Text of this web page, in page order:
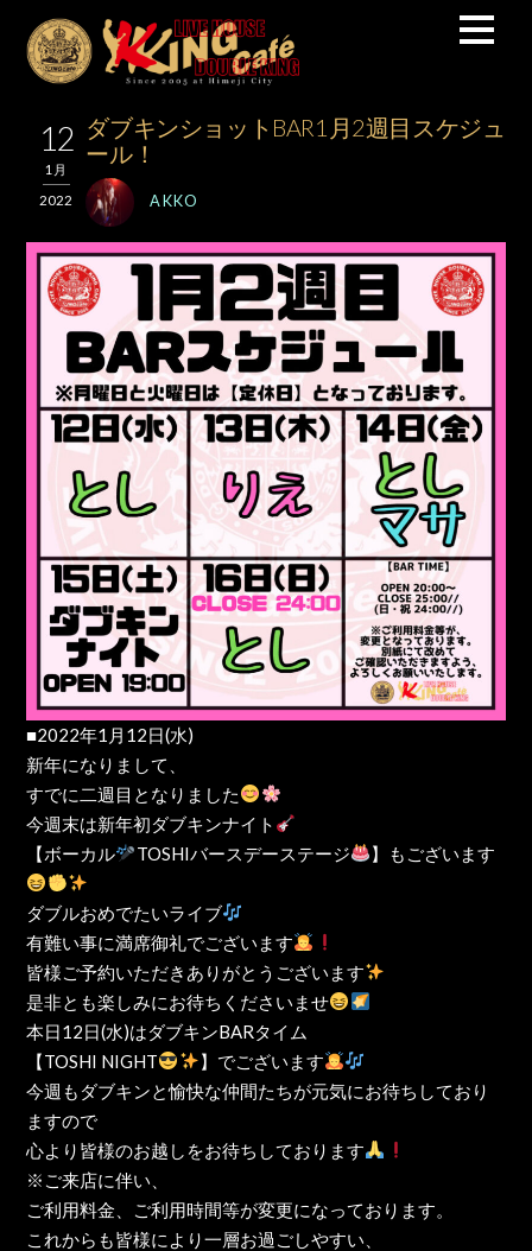
12
1月
2022
ダブキンショットBAR1月2週目スケジュ
ール！
AKKO
■2022年1月12日(水)
新年になりまして、
すでに二週目となりました
今週末は新年初ダブキンナイト
【ボーカル
TOSHIバースデーステージ 】もございます
ダブルおめでたいライブ
有難い事に満席御礼でございます
皆様ご予約いただきありがとうございます
是非とも楽しみにお待ちくださいませ
本日12日(水)はダブキンBARタイム
【TOSHI NIGHT
】でございます
今週もダブキンと愉快な仲間たちが元気にお待ちしており
ますので
心より皆様のお越しをお待ちしております
※ご来店に伴い、
ご利用料金、ご利用時間等が変更になっております。
これからも皆様により一層お過ごしやすい、